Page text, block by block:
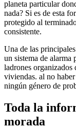
planeta particular
nada? Si es de esta
protegido al
consistente.
Una de las
un sistema de alarma
ladrones organizados
viviendas. al no
ningún género de
Toda la
morada